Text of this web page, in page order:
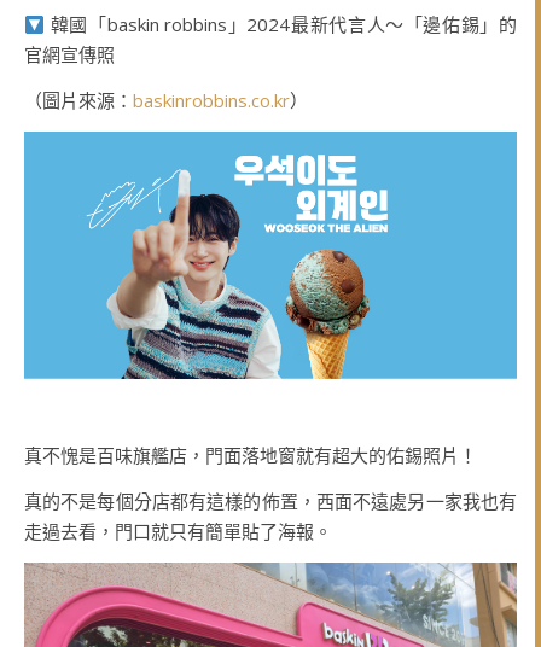
韓國「baskin robbins」2024最新代言人～「邊佑錫」的
官網宣傳照
（圖片來源： baskinrobbins.co.kr）
真不愧是百味旗艦店，門面落地窗就有超大的佑錫照片！
真的不是每個分店都有這樣的佈置，西面不遠處另一家我也有
走過去看，門口就只有簡單貼了海報。